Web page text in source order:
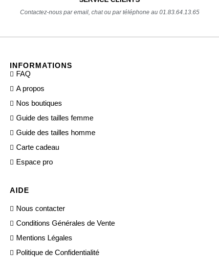
Contactez-nous par email, chat ou par téléphone au 01.83.64.13.65
INFORMATIONS
FAQ
A propos
Nos boutiques
Guide des tailles femme
Guide des tailles homme
Carte cadeau
Espace pro
AIDE
Nous contacter
Conditions Générales de Vente
Mentions Légales
Politique de Confidentialité